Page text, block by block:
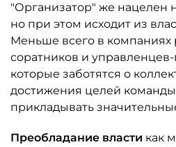
"Организатор" же нацелен
но при этом исходит из
Меньше всего в компаниях
соратников и
которые заботятся о
достижения целей команды
прикладывать
Преобладание власти как